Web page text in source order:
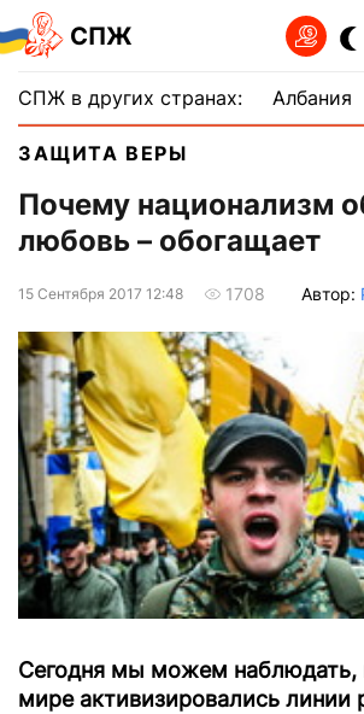
СПЖ
СПЖ в других странах: Албания
ЗАЩИТА ВЕРЫ
Почему национализм
любовь – обогащает
15 Сентября 2017 12:48 1708 Автор:
Сегодня мы можем наблюдать,
мире активизировались линии